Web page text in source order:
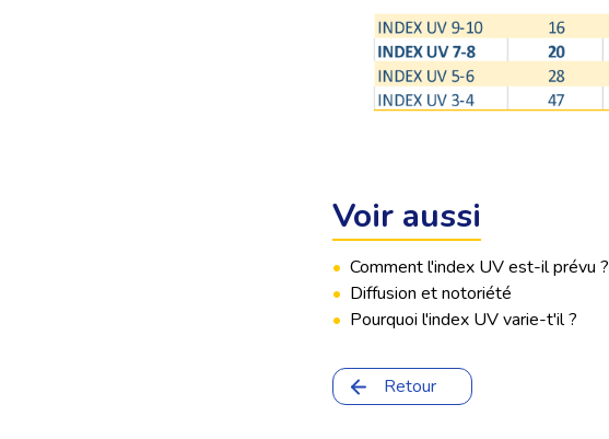
Voir aussi
• Comment l'index UV est-il prévu ?
• Diffusion et notoriété
• Pourquoi l'index UV varie-t'il ?
Retour